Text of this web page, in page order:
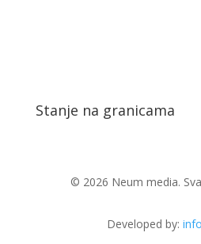
Stanje na granicama
© 2026 Neum media.
Developed by: